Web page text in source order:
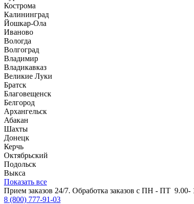
Кострома
Калининград
Йошкар-Ола
Иваново
Вологда
Волгоград
Владимир
Владикавказ
Великие Луки
Братск
Благовещенск
Белгород
Архангельск
Абакан
Шахты
Донецк
Керчь
Октябрьский
Подольск
Выкса
Показать все
Прием заказов 24/7. Обработка заказов с ПН - ПТ
8 (800) 777-91-03